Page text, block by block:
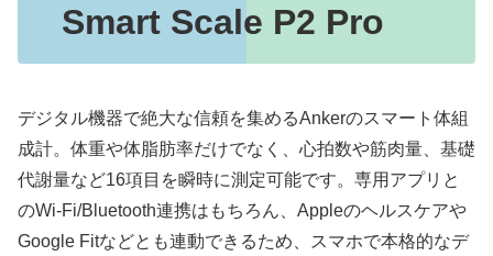
Smart Scale P2 Pro
デジタル機器で絶大な信頼を集めるAnkerのスマート体組
成計。体重や体脂肪率だけでなく、心拍数や筋肉量、基礎
代謝量など16項目を瞬時に測定可能です。専用アプリと
のWi-Fi/Bluetooth連携はもちろん、Appleのヘルスケアや
Google Fitなどとも連動できるため、スマホで本格的なデ